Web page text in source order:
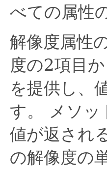
べての属性
解像度属性
度の2項目
を提供し、
す。
メソッ
値が返され
の解像度の